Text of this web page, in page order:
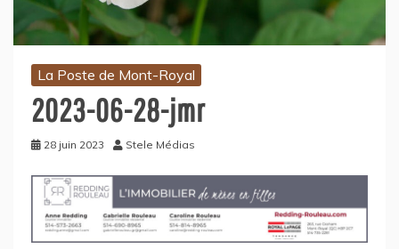
La Poste de Mont-Royal
2023-06-28-jmr
28 juin 2023 Stele Médias